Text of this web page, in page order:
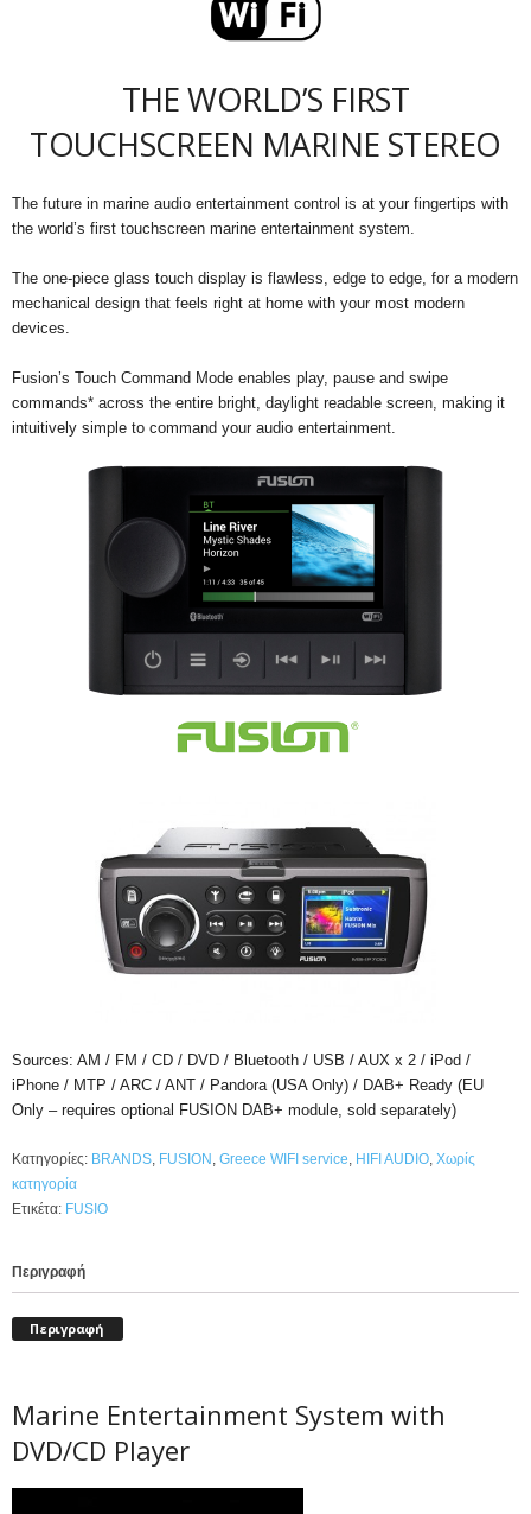
THE WORLD’S FIRST
TOUCHSCREEN MARINE STEREO
The future in marine audio entertainment control is at your fingertips with
the world’s first touchscreen marine entertainment system.
The one-piece glass touch display is flawless, edge to edge, for a modern
mechanical design that feels right at home with your most modern
devices.
Fusion’s Touch Command Mode enables play, pause and swipe
commands* across the entire bright, daylight readable screen, making it
intuitively simple to command your audio entertainment.
Sources: AM / FM / CD / DVD / Bluetooth / USB / AUX x 2 / iPod /
iPhone / MTP / ARC / ANT / Pandora (USA Only) / DAB+ Ready (EU
Only – requires optional FUSION DAB+ module, sold separately)
Κατηγορίες: BRANDS FUSION Greece WIFI service HIFI AUDIO Χωρίς
κατηγορία
Ετικέτα: FUSIO
Περιγραφή
Περιγραφή
Marine Entertainment System with
DVD/CD Player